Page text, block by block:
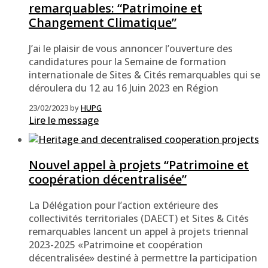
remarquables: “Patrimoine et
Changement Climatique”
J’ai le plaisir de vous annoncer l’ouverture des
candidatures pour la Semaine de formation
internationale de Sites & Cités remarquables qui se
déroulera du 12 au 16 Juin 2023 en Région
23/02/2023byHUPG
Lire le message
Nouvel appel à projets “Patrimoine et
coopération décentralisée”
­La Délégation pour l’action extérieure des
collectivités territoriales (DAECT) et Sites & Cités
remarquables lancent un appel à projets triennal
2023-2025 «Patrimoine et coopération
décentralisée» destiné à permettre la participation